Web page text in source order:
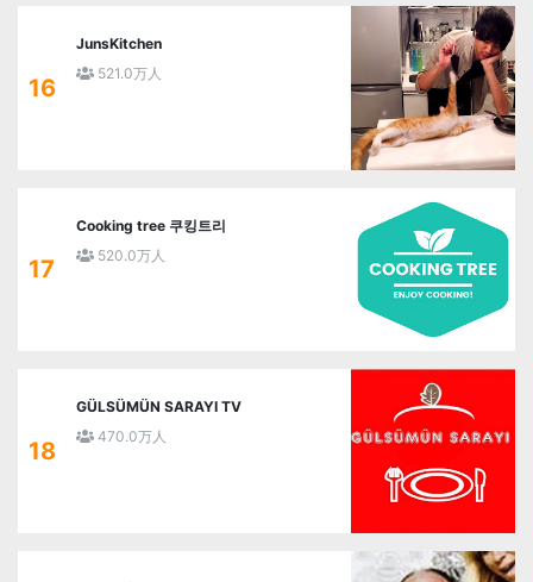
16
JunsKitchen
521.0万人
17
Cooking tree 쿠킹트리
520.0万人
18
GÜLSÜMÜN SARAYI TV
470.0万人